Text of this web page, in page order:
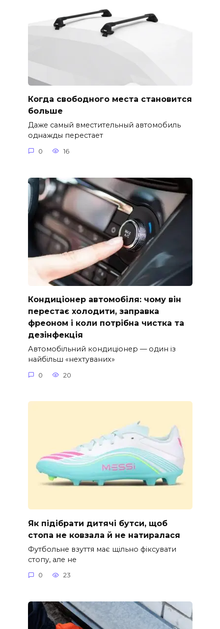
Когда свободного места становится
больше
Даже самый вместительный автомобиль
однажды перестает
0 16
Кондиціонер автомобіля: чому він
перестає холодити, заправка
фреоном і коли потрібна чистка та
дезінфекція
Автомобільний кондиціонер — один із
найбільш «нехтуваних»
0 20
Як підібрати дитячі бутси, щоб
стопа не ковзала й не натиралася
Футбольне взуття має щільно фіксувати
стопу, але не
0 23